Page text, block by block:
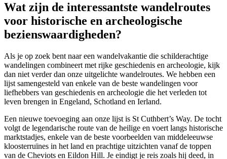
Wat zijn de interessantste wandelroutes
voor historische en archeologische
bezienswaardigheden?
Als je op zoek bent naar een wandelvakantie die schilderachtige
wandelingen combineert met rijke geschiedenis en archeologie, kijk
dan niet verder dan onze uitgelichte wandelroutes. We hebben een
lijst samengesteld van enkele van de beste wandelingen voor
liefhebbers van geschiedenis en archeologie die het verleden tot
leven brengen in Engeland, Schotland en Ierland.
Een nieuwe toevoeging aan onze lijst is St Cuthbert’s Way. De tocht
volgt de legendarische route van de heilige en voert langs historische
marktstadjes, enkele van de beste voorbeelden van middeleeuwse
kloosterruïnes in het land en prachtige uitzichten vanaf de toppen
van de Cheviots en Eildon Hill. Je eindigt je reis zoals hij deed, in